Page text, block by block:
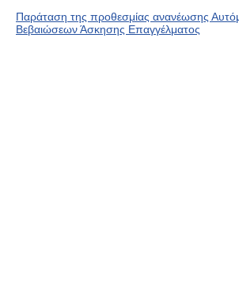
Παράταση της προθεσμίας ανανέωσης
Βεβαιώσεων Άσκησης Επαγγέλματος